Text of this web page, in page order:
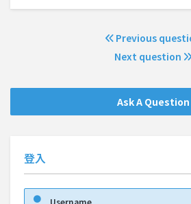
Previous
Next question
Ask A Question
登入